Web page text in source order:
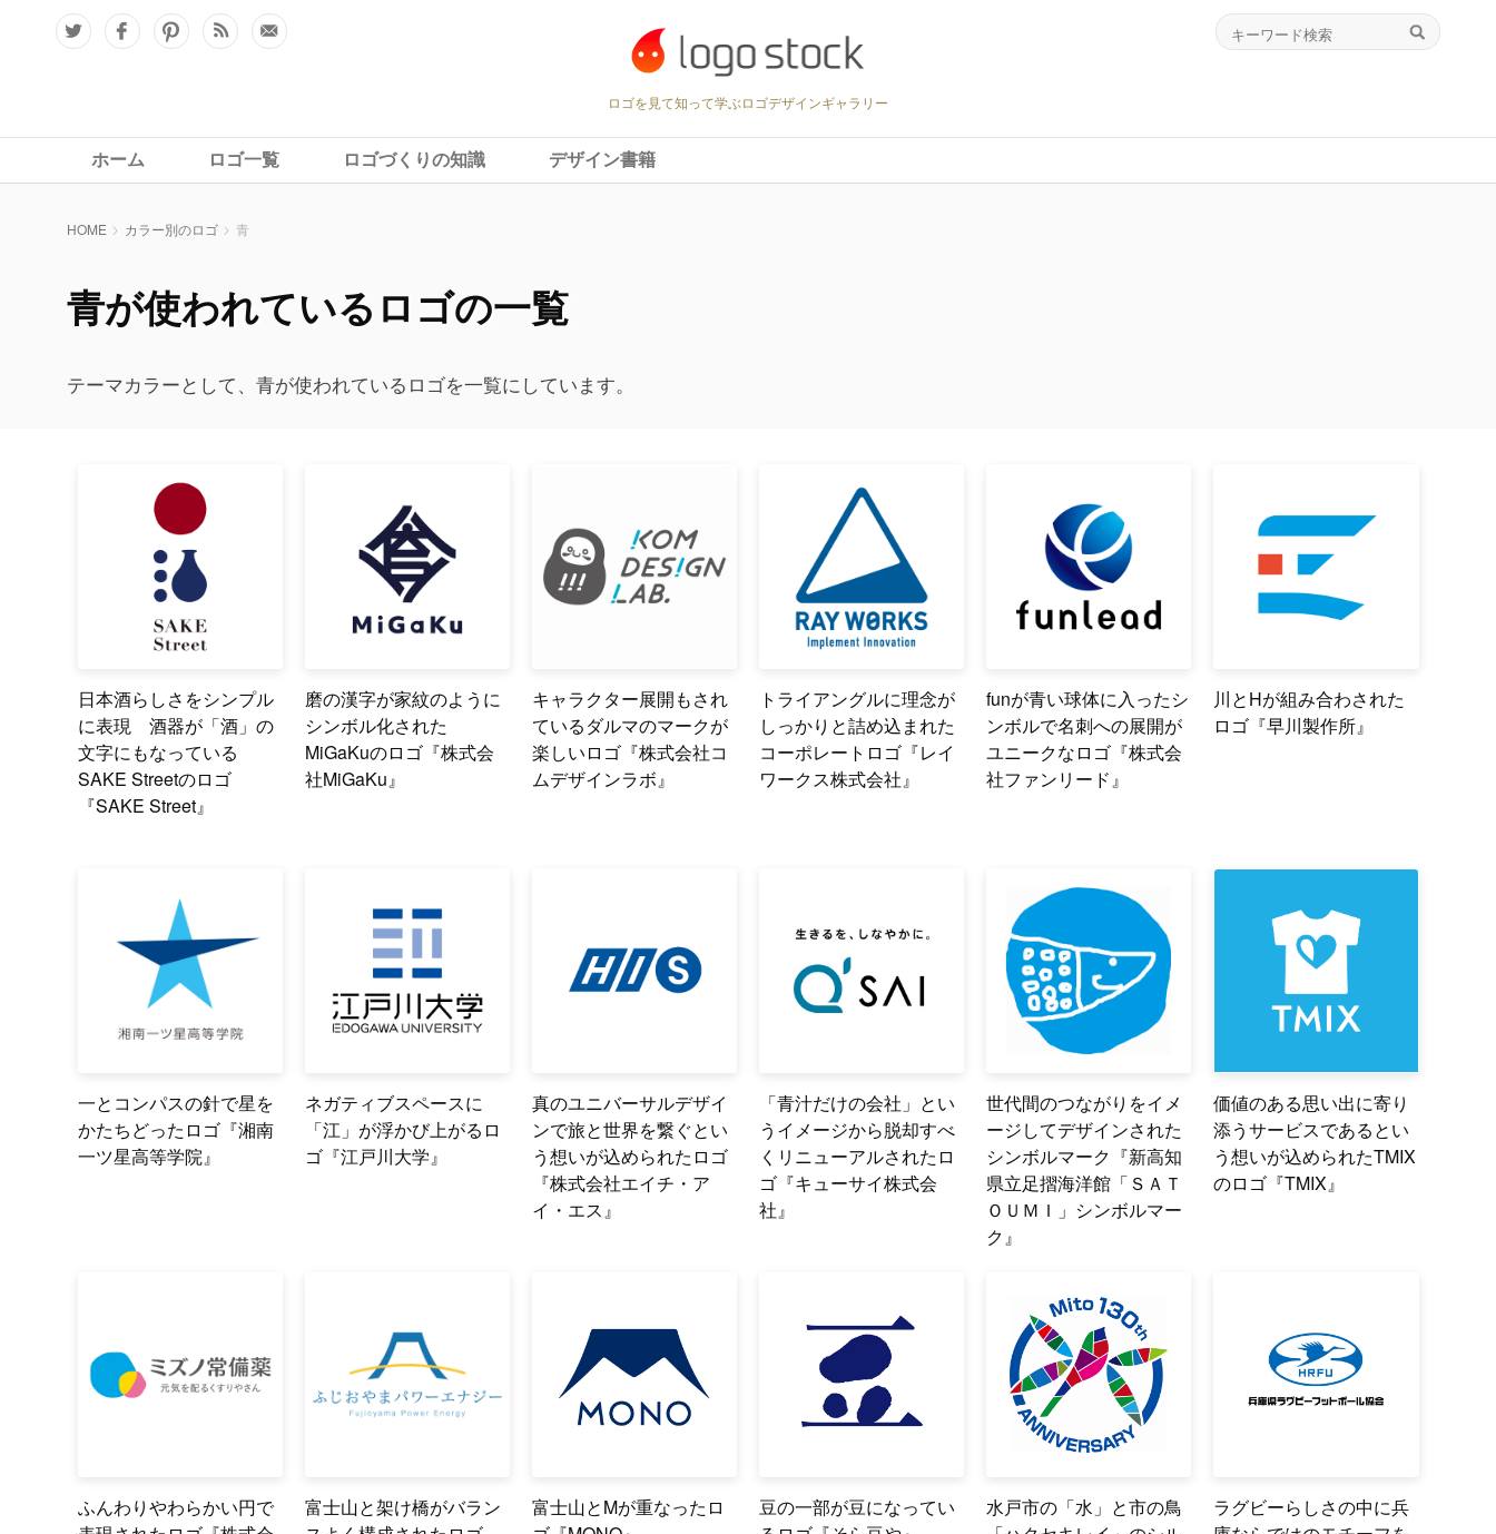
ロゴを見て知って学ぶロゴデザインギャラリー
ホーム ロゴ一覧 ロゴづくりの知識 デザイン書籍
HOME カラー別のロゴ 青
青が使われているロゴの一覧
テーマカラーとして、青が使われているロゴを一覧にしています。
日本酒らしさをシンプル
に表現 酒器が「酒」の
文字にもなっている
SAKE Streetのロゴ
『SAKE Street』
磨の漢字が家紋のように
シンボル化された
MiGaKuのロゴ『株式会
社MiGaKu』
キャラクター展開もされ
ているダルマのマークが
楽しいロゴ『株式会社コ
ムデザインラボ』
トライアングルに理念が
しっかりと詰め込まれた
コーポレートロゴ『レイ
ワークス株式会社』
funが青い球体に入ったシ
ンボルで名刺への展開が
ユニークなロゴ『株式会
社ファンリード』
川とHが組み合わされた
ロゴ『早川製作所』
一とコンパスの針で星を
かたちどったロゴ『湘南
一ツ星高等学院』
ネガティブスペースに
「江」が浮かび上がるロ
ゴ『江戸川大学』
真のユニバーサルデザイ
ンで旅と世界を繋ぐとい
う想いが込められたロゴ
『株式会社エイチ・ア
イ・エス』
「青汁だけの会社」とい
うイメージから脱却すべ
くリニューアルされたロ
ゴ『キューサイ株式会
社』
世代間のつながりをイメ
ージしてデザインされた
シンボルマーク『新高知
県立足摺海洋館「ＳＡＴ
ＯＵＭＩ」シンボルマー
ク』
価値のある思い出に寄り
添うサービスであるとい
う想いが込められたTMIX
のロゴ『TMIX』
ふんわりやわらかい円で
富士山と架け橋がバラン
富士山とMが重なったロ
豆の一部が豆になってい
水戸市の「水」と市の鳥
ラグビーらしさの中に兵